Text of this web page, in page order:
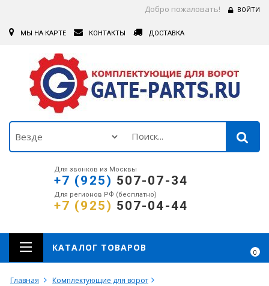
Добро пожаловать! ВОЙТИ
МЫ НА КАРТЕ КОНТАКТЫ ДОСТАВКА
Для звонков из Москвы
+7 (925) 507-07-34
Для регионов РФ (бесплатно)
+7 (925) 507-04-44
0
КАТАЛОГ ТОВАРОВ
Главная
Комплектующие для ворот